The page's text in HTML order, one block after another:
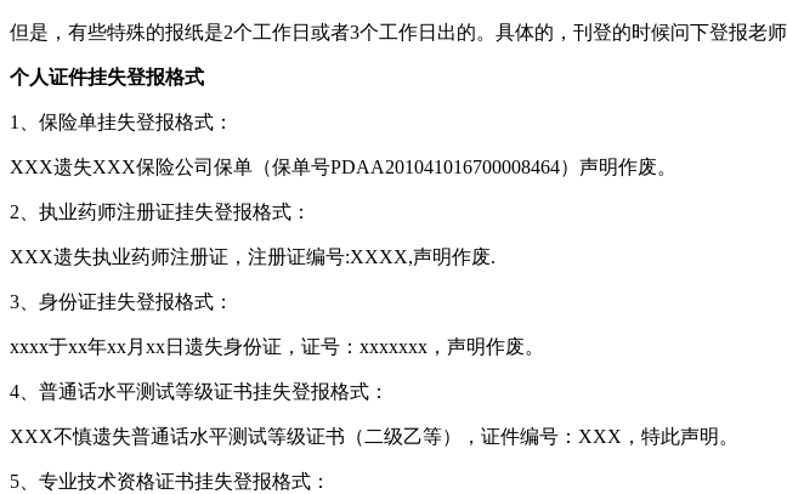
但是，有些特殊的报纸是2个工作日或者3个工作日出的。具体的，刊登的时候问下登报老
个人证件挂失登报格式
1、保险单挂失登报格式：
XXX遗失XXX保险公司保单（保单号PDAA201041016700008464）声明作废。
2、执业药师注册证挂失登报格式：
XXX遗失执业药师注册证，注册证编号:XXXX,声明作废.
3、身份证挂失登报格式：
xxxx于xx年xx月xx日遗失身份证，证号：xxxxxxx，声明作废。
4、普通话水平测试等级证书挂失登报格式：
XXX不慎遗失普通话水平测试等级证书（二级乙等），证件编号：XXX，特此声明。
5、专业技术资格证书挂失登报格式：